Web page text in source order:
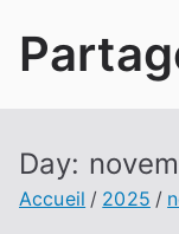
Day:
Accueil 2025